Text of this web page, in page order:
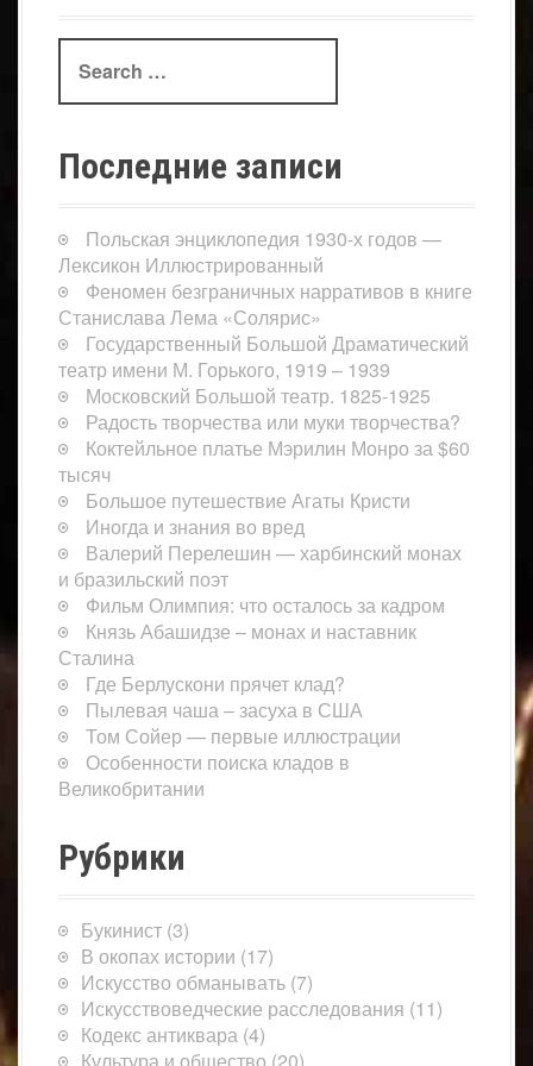
Search
for:
Последние записи
Польская энциклопедия 1930-х годов —
Лексикон Иллюстрированный
Феномен безграничных нарративов в книге
Станислава Лема «Солярис»
Государственный Большой Драматический
театр имени М. Горького, 1919 – 1939
Московский Большой театр. 1825-1925
Радость творчества или муки творчества?
Коктейльное платье Мэрилин Монро за $60
тысяч
Большое путешествие Агаты Кристи
Иногда и знания во вред
Валерий Перелешин — харбинский монах
и бразильский поэт
Фильм Олимпия: что осталось за кадром
Князь Абашидзе – монах и наставник
Сталина
Где Берлускони прячет клад?
Пылевая чаша – засуха в США
Том Сойер — первые иллюстрации
Особенности поиска кладов в
Великобритании
Рубрики
Букинист (3)
В окопах истории (17)
Искусство обманывать (7)
Искусствоведческие расследования (11)
Кодекс антиквара (4)